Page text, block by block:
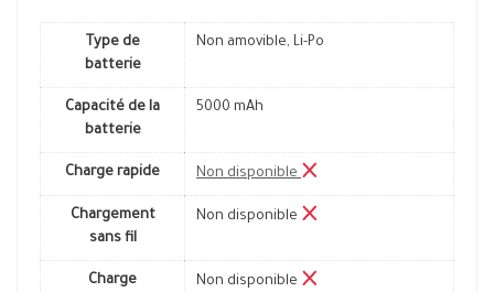
Type de
batterie
Non amovible, Li-Po
Capacité de la
batterie
5000 mAh
Charge rapide Non disponible
Chargement
sans fil
Non disponible
Charge
Non disponible